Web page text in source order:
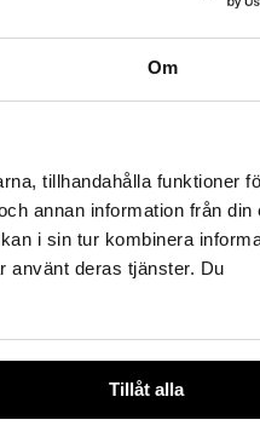
Om
tillhandahålla funktioner
annan information från din
i sin tur kombinera
använt deras tjänster. Du
Tillåt alla
DESIGN STUDIO